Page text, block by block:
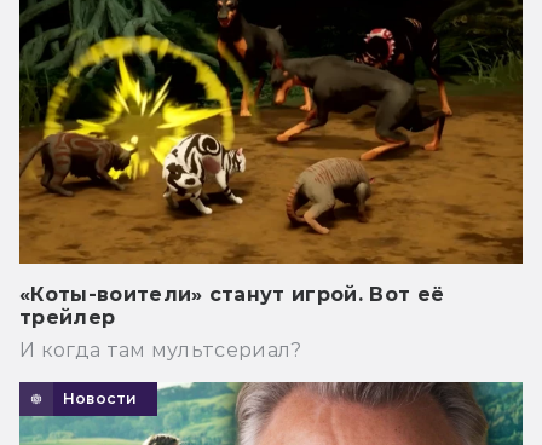
«Коты-воители» станут игрой. Вот её
трейлер
И когда там мультсериал?
Новости